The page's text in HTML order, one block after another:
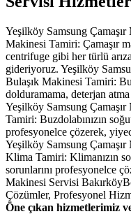
Yeşilköy Samsung
Makinesi Tamiri: Çamaşır
centrifuge gibi her türlü
gideriyoruz. Yeşilköy
Bulaşık Makinesi Tamiri:
dolduramama, deterjan
Yeşilköy Samsung
Tamiri: Buzdolabınızın
profesyonelce çözerek,
Yeşilköy Samsung
Klima Tamiri: Klimanızın
sorunlarını profesyonelce
Makinesi Servisi
Çözümler, Profesyonel
Öne çıkan hizmetlerimiz